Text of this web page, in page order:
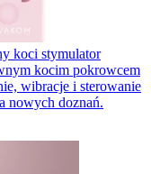
koci stymulator
kocim pokrowcem
wibracje i sterowanie
nowych doznań.